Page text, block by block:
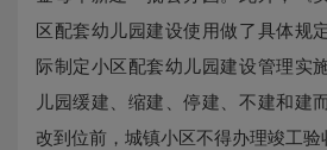
区配套幼儿园建设使用做了具体规
际制定小区配套幼儿园建设管理实
儿园缓建、缩建、停建、不建和建
改到位前，城镇小区不得办理竣工验